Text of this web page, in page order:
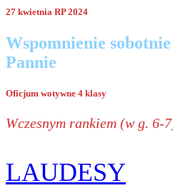
27 kwietnia RP 2024
Wspomnienie
Pannie
Oficjum wotywne 4 klasy
Wczesnym rankiem (w g. 6-
LAUDESY